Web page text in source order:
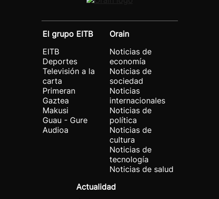
El grupo EITB
EITB
Deportes
Televisión a la
carta
Primeran
Gaztea
Makusi
Guau - Gure
Audioa
Orain
Noticias de
economía
Noticias de
sociedad
Noticias
internacionales
Noticias de
política
Noticias de
cultura
Noticias de
tecnología
Noticias de salud
Actualidad